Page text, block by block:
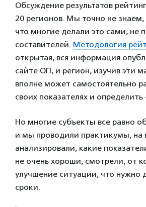
Обсуждение результатов
20 регионов. Мы точно не знаем,
что многие делали это сами, не
составителей. Методология
открытая, вся информация
сайте ОП, и регион, изучив эти
вполне может самостоятельно
своих показателях и определить
Но многие субъекты все равно
и мы проводили практикумы, на
анализировали, какие
не очень хороши, смотрели, от
улучшение ситуации, что нужно
сроки.